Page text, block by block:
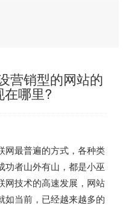
营销型的网站的
在哪里?
网最普遍的方式，各种类
功者山外有山，都是小巫
网技术的高速发展，网站
如当前，已经越来越多的